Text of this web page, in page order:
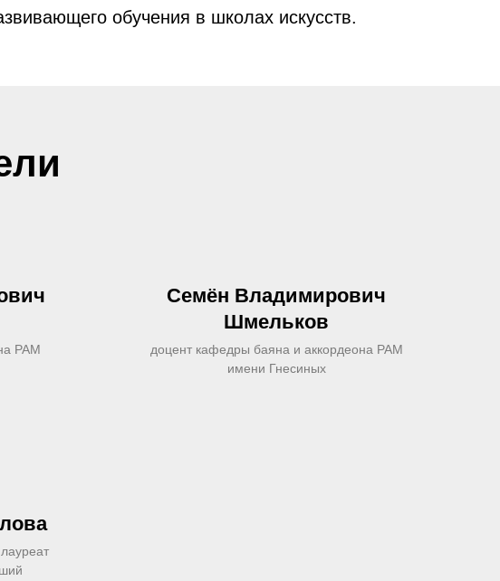
обучения в школах искусств.
РАМ
Семён Владимирович
Шмельков
доцент кафедры баяна и аккордеона РАМ
имени Гнесиных